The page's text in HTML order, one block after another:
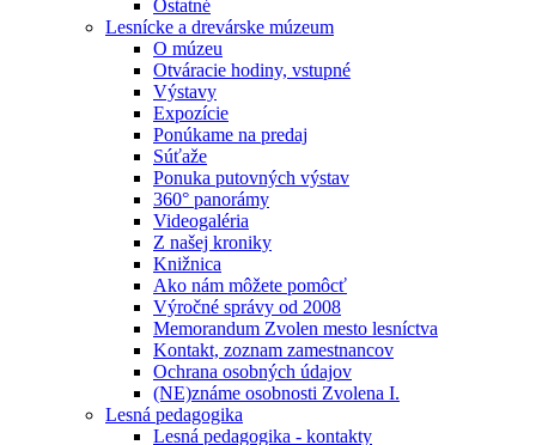
Ostatné
Lesnícke a drevárske múzeum
O múzeu
Otváracie hodiny, vstupné
Výstavy
Expozície
Ponúkame na predaj
Súťaže
Ponuka putovných výstav
360° panorámy
Videogaléria
Z našej kroniky
Knižnica
Ako nám môžete pomôcť
Výročné správy od 2008
Memorandum Zvolen mesto lesníctva
Kontakt, zoznam zamestnancov
Ochrana osobných údajov
(NE)známe osobnosti Zvolena I.
Lesná pedagogika
Lesná pedagogika - kontakty